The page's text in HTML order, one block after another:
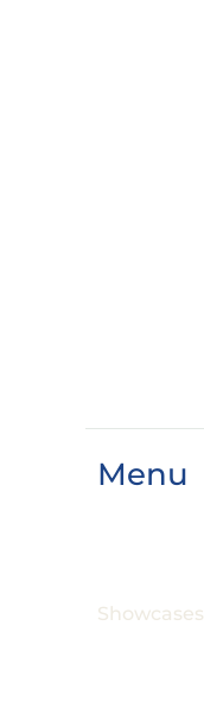
Menu
Showcases